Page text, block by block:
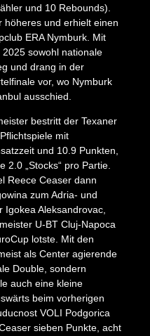
und 10 Rebounds).
höheres und erhielt einen
ERA Nymburk. Mit
sowohl nationale
und drang in der
vor, wo Nymburk
ausschied.
bestritt der Texaner
mit
und 10.9 Punkten,
2.0 „Stocks“ pro Partie.
Reece Ceaser dann
zum Adria- und
Igokea Aleksandrovac,
U-BT Cluj-Napoca
lotste. Mit den
als Center agierende
Double, sondern
auch eine kleine
beim vorherigen
VOLI Podgorica
sieben Punkte, acht